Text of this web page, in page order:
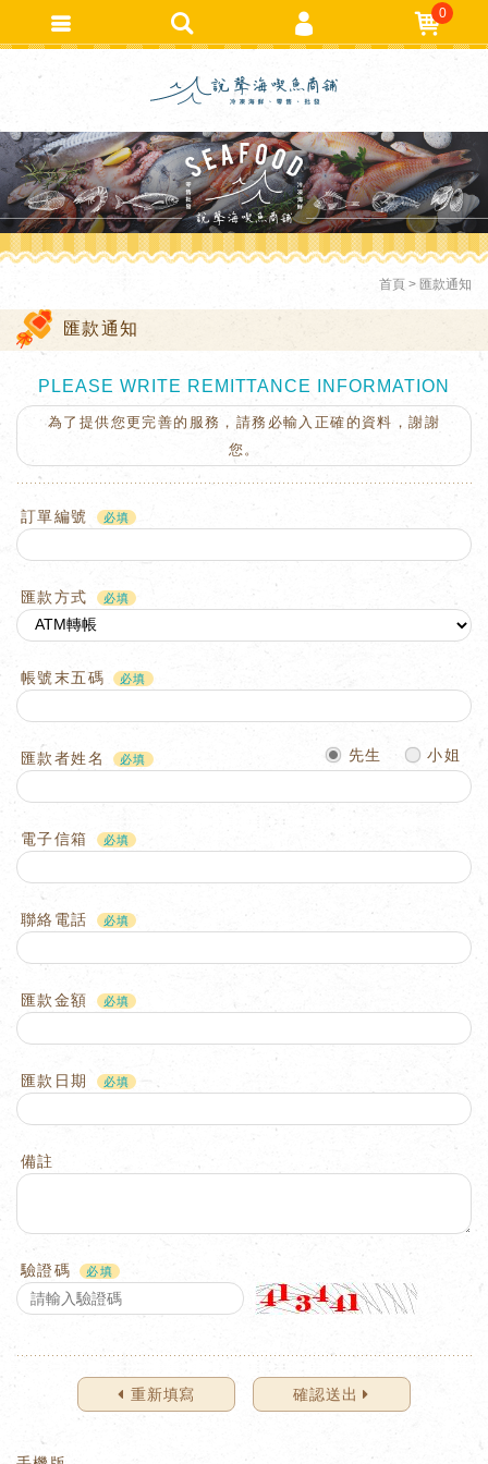
首頁 匯款通知
匯款通知
PLEASE WRITE REMITTANCE INFORMATION
為了提供您更完善的服務，請務必輸入正確的資料，謝謝
您。
訂單編號
匯款方式
帳號末五碼
匯款者姓名 先生 小姐
電子信箱
聯絡電話
匯款金額
匯款日期
備註
驗證碼
重新填寫 確認送出
0
會員註冊
忘記密碼
訂單查詢
追蹤清單TRACK LISTING